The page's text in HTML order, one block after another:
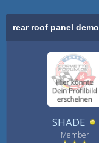
rear roof panel
SHADE
Member